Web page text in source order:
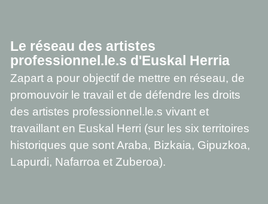
Le réseau des artistes
professionnel.le.s d'Euskal Herria
Zapart a pour objectif de mettre en réseau, de
promouvoir le travail et de défendre les droits
des artistes professionnel.le.s vivant et
travaillant en Euskal Herri (sur les six territoires
historiques que sont Araba, Bizkaia, Gipuzkoa,
Lapurdi, Nafarroa et Zuberoa).